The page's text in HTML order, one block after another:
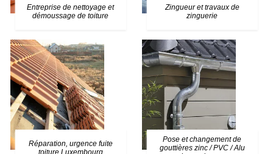
Entreprise de nettoyage et
démoussage de toiture
Zingueur et travaux de
zinguerie
Réparation, urgence fuite
toiture Luxembourg
Pose et changement de
gouttières zinc / PVC / Alu